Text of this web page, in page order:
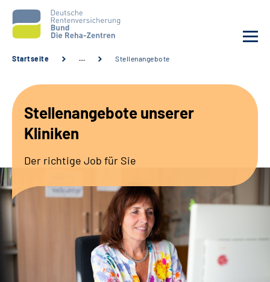
Unsere Kliniken
Sozialdienste & Zuweisende
Erweiterte Suche
Gebärdensprache
Startseite … Stellenangebote
Stellenangebote unserer
Kliniken
Der richtige Job für Sie